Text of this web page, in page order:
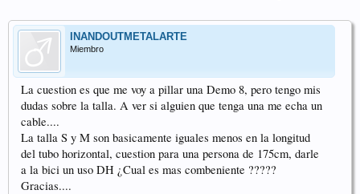
INANDOUTMETALARTE
Miembro
La cuestion es que me voy a pillar una Demo 8, pero tengo mis
dudas sobre la talla. A ver si alguien que tenga una me echa un
cable....
La talla S y M son basicamente iguales menos en la longitud
del tubo horizontal, cuestion para una persona de 175cm, darle
a la bici un uso DH ¿Cual es mas combeniente ?????
Gracias....